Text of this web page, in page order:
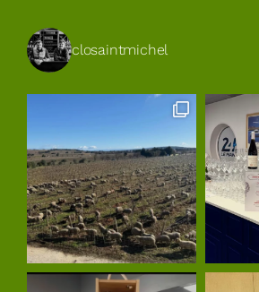
closaintmichel